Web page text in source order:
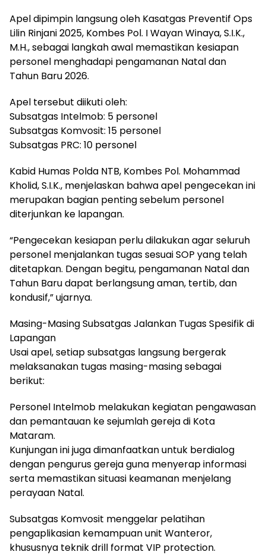
Apel dipimpin langsung oleh Kasatgas Preventif Ops
Lilin Rinjani 2025, Kombes Pol. I Wayan Winaya, S.I.K.,
M.H., sebagai langkah awal memastikan kesiapan
personel menghadapi pengamanan Natal dan
Tahun Baru 2026.
Apel tersebut diikuti oleh:
Subsatgas Intelmob: 5 personel
Subsatgas Komvosit: 15 personel
Subsatgas PRC: 10 personel
Kabid Humas Polda NTB, Kombes Pol. Mohammad
Kholid, S.I.K., menjelaskan bahwa apel pengecekan ini
merupakan bagian penting sebelum personel
diterjunkan ke lapangan.
“Pengecekan kesiapan perlu dilakukan agar seluruh
personel menjalankan tugas sesuai SOP yang telah
ditetapkan. Dengan begitu, pengamanan Natal dan
Tahun Baru dapat berlangsung aman, tertib, dan
kondusif,” ujarnya.
Masing-Masing Subsatgas Jalankan Tugas Spesifik di
Lapangan
Usai apel, setiap subsatgas langsung bergerak
melaksanakan tugas masing-masing sebagai
berikut:
Personel Intelmob melakukan kegiatan pengawasan
dan pemantauan ke sejumlah gereja di Kota
Mataram.
Kunjungan ini juga dimanfaatkan untuk berdialog
dengan pengurus gereja guna menyerap informasi
serta memastikan situasi keamanan menjelang
perayaan Natal.
Subsatgas Komvosit menggelar pelatihan
pengaplikasian kemampuan unit Wanteror,
khususnya teknik drill format VIP protection.